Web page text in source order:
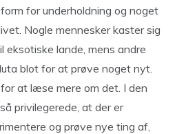
for underholdning og noget
Nogle mennesker kaster sig
eksotiske lande, mens andre
blot for at prøve noget nyt.
for at læse mere om det. I den
privilegerede, at der er
og prøve nye ting af,